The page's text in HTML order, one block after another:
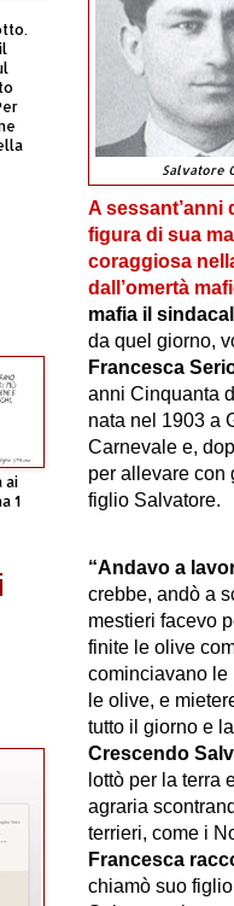
Salvatore
A sessant’anni
figura di sua
coraggiosa
dall’omertà
mafia il
da quel giorno,
Francesca
anni Cinquanta
nata nel 1903 a
Carnevale e,
per allevare con
figlio Salvatore.
“Andavo a
crebbe, andò a
mestieri facevo
finite le olive
cominciavano le
le olive, e
tutto il giorno e
Crescendo
lottò per la terra
agraria
terrieri, come i
Francesca
chiamò suo
ai
1